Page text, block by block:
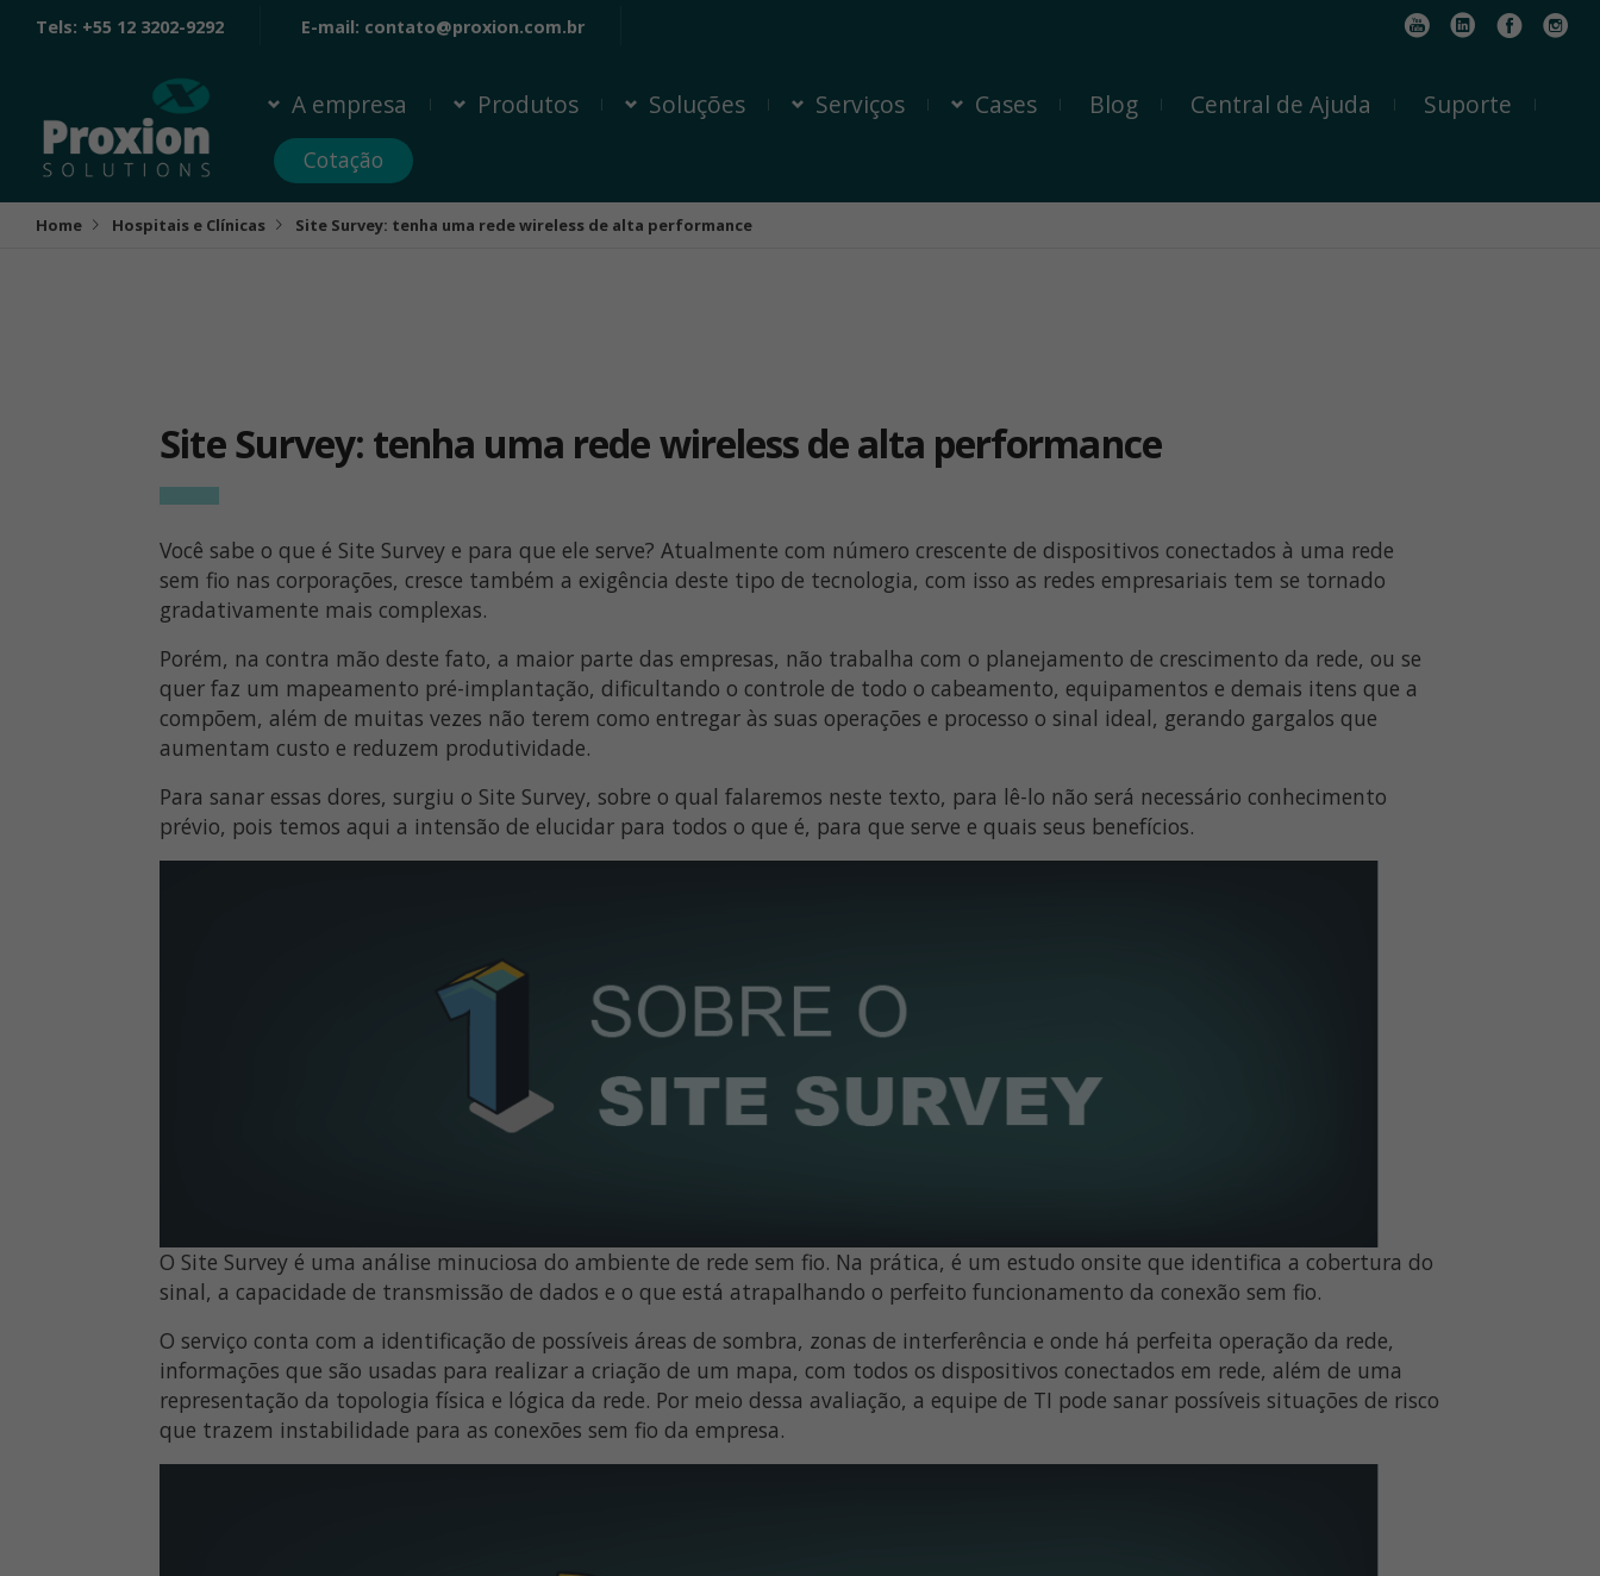
Tels: +55 12 3202-9292 E-mail: contato@proxion.com.br
A empresa Produtos Soluções Serviços Cases Blog Central de Ajuda Suporte
Cotação
Home Hospitais e Clínicas Site Survey: tenha uma rede wireless de alta performance
Site Survey: tenha uma rede wireless de alta performance
Você sabe o que é Site Survey e para que ele serve? Atualmente com número crescente de dispositivos conectados à uma rede
sem fio nas corporações, cresce também a exigência deste tipo de tecnologia, com isso as redes empresariais tem se tornado
gradativamente mais complexas.
Porém, na contra mão deste fato, a maior parte das empresas, não trabalha com o planejamento de crescimento da rede, ou se
quer faz um mapeamento pré-implantação, dificultando o controle de todo o cabeamento, equipamentos e demais itens que a
compõem, além de muitas vezes não terem como entregar às suas operações e processo o sinal ideal, gerando gargalos que
aumentam custo e reduzem produtividade.
Para sanar essas dores, surgiu o Site Survey, sobre o qual falaremos neste texto, para lê-lo não será necessário conhecimento
prévio, pois temos aqui a intensão de elucidar para todos o que é, para que serve e quais seus benefícios.
O Site Survey é uma análise minuciosa do ambiente de rede sem fio. Na prática, é um estudo onsite que identifica a cobertura do
sinal, a capacidade de transmissão de dados e o que está atrapalhando o perfeito funcionamento da conexão sem fio.
O serviço conta com a identificação de possíveis áreas de sombra, zonas de interferência e onde há perfeita operação da rede,
informações que são usadas para realizar a criação de um mapa, com todos os dispositivos conectados em rede, além de uma
representação da topologia física e lógica da rede. Por meio dessa avaliação, a equipe de TI pode sanar possíveis situações de risco
que trazem instabilidade para as conexões sem fio da empresa.